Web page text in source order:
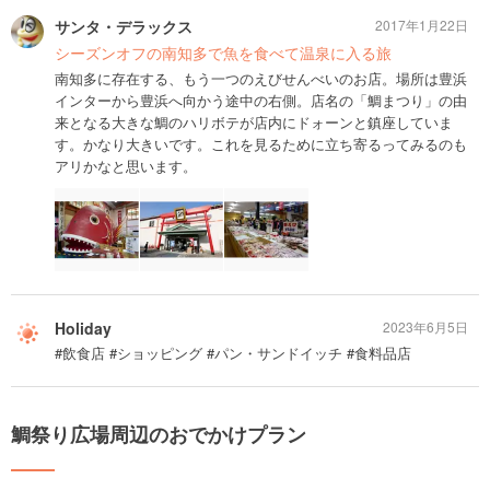
サンタ・デラックス
シーズンオフの南知多で魚を食べて温泉に入る旅
南知多に存在する、もう一つのえびせんべいのお店。場所は豊浜
インターから豊浜へ向かう途中の右側。店名の「鯛まつり」の由
来となる大きな鯛のハリボテが店内にドォーンと鎮座していま
す。かなり大きいです。これを見るために立ち寄るってみるのも
アリかなと思います。
2017年1月22日
Holiday
#飲食店 #ショッピング #パン・サンドイッチ #食料品店
2023年6月5日
鯛祭り広場周辺のおでかけプラン